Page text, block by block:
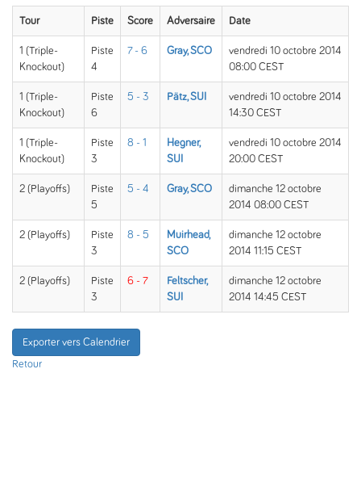
Tour Piste Score Adversaire Date
1 (Triple-
Knockout)
Piste
4
7 - 6 Gray, SCO
vendredi 10 octobre 2014
08:00 CEST
1 (Triple-
Knockout)
Piste
6
5 - 3 Pätz, SUI
vendredi 10 octobre 2014
14:30 CEST
1 (Triple-
Knockout)
Piste
3
8 - 1
Hegner,
SUI
vendredi 10 octobre 2014
20:00 CEST
2 (Playoffs)
Piste
5
5 - 4 Gray, SCO
dimanche 12 octobre
2014 08:00 CEST
2 (Playoffs)
Piste
3
8 - 5
Muirhead,
SCO
dimanche 12 octobre
2014 11:15 CEST
2 (Playoffs)
Piste
3
6 - 7
Feltscher,
SUI
dimanche 12 octobre
2014 14:45 CEST
Exporter vers Calendrier
Retour